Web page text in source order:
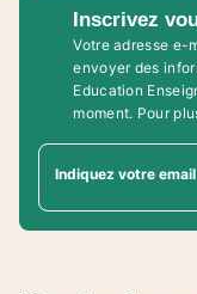
Inscrivez
Votre adresse e-
envoyer des
Education
moment. Pour
Indiquez votre email